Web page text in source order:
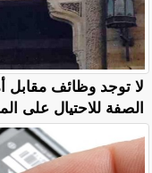
لا توجد وظائف مقابل
الصفة للاحتيال على